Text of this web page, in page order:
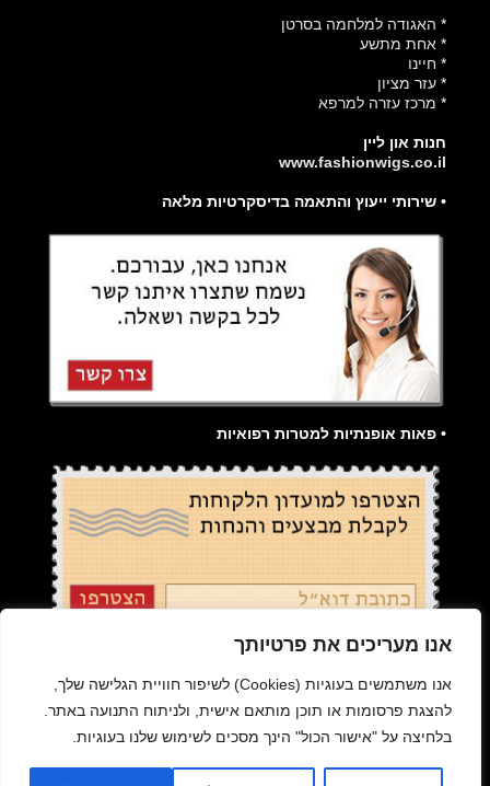
אנו מעריכים את פרטיותך
אנו משתמשים בעוגיות (Cookies) לשיפור חוויית הגלישה שלך,
להצגת פרסומות או תוכן מותאם אישית, ולניתוח התנועה באתר.
בלחיצה על "אישור הכול" הינך מסכים לשימוש שלנו בעוגיות.
* האגודה למלחמה בסרטן
* אחת מתשע
* חיינו
* עזר מציון
* מרכז עזרה למרפא
חנות און ליין
www.fashionwigs.co.il
• שירותי ייעוץ והתאמה בדיסקרטיות מלאה
• פאות אופנתיות למטרות רפואיות
תוספות שיער| תקנון האתר